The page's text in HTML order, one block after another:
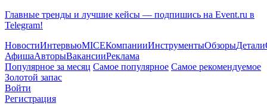
Главные тренды и лучшие кейсы — подпишись на Event.ru в
Telegram!
НовостиИнтервьюMICEКомпанииИнструментыОбзорыДетали
АфишаАвторыВакансииРеклама
Популярное за месяц Самое популярное Самое рекомендуемое
Золотой запас
Войти
Регистрация